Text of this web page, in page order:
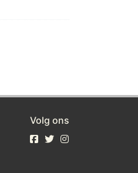
Volg ons